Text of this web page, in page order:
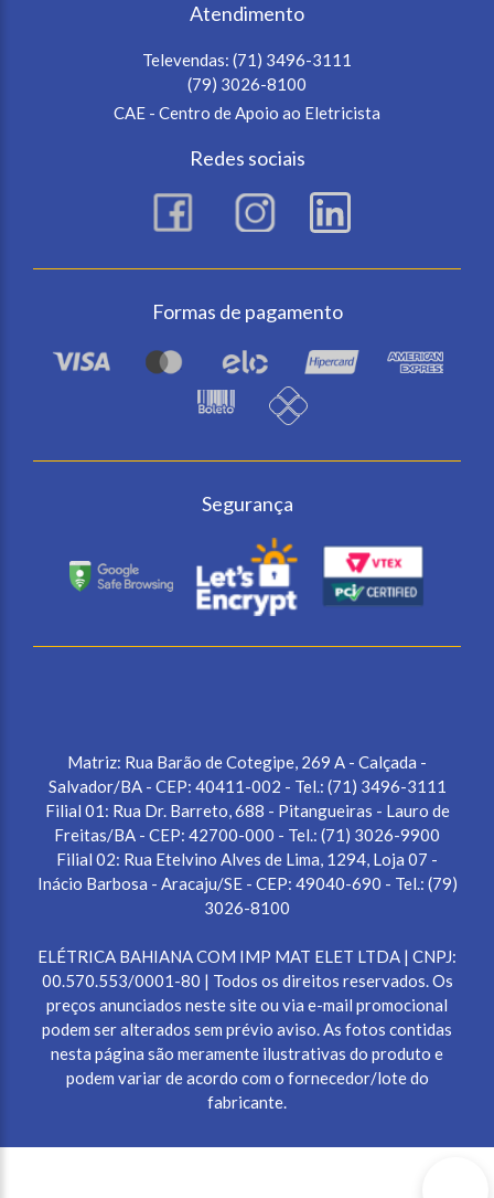
Atendimento
Televendas: (71) 3496-3111
(79) 3026-8100
CAE - Centro de Apoio ao Eletricista
Redes sociais
Formas de pagamento
Segurança
Matriz: Rua Barão de Cotegipe, 269 A - Calçada -
Salvador/BA - CEP: 40411-002 - Tel.: (71) 3496-3111
Filial 01: Rua Dr. Barreto, 688 - Pitangueiras - Lauro de
Freitas/BA - CEP: 42700-000 - Tel.: (71) 3026-9900
Filial 02: Rua Etelvino Alves de Lima, 1294, Loja 07 -
Inácio Barbosa - Aracaju/SE - CEP: 49040-690 - Tel.: (79)
3026-8100
ELÉTRICA BAHIANA COM IMP MAT ELET LTDA | CNPJ:
00.570.553/0001-80 | Todos os direitos reservados. Os
preços anunciados neste site ou via e-mail promocional
podem ser alterados sem prévio aviso. As fotos contidas
nesta página são meramente ilustrativas do produto e
podem variar de acordo com o fornecedor/lote do
fabricante.